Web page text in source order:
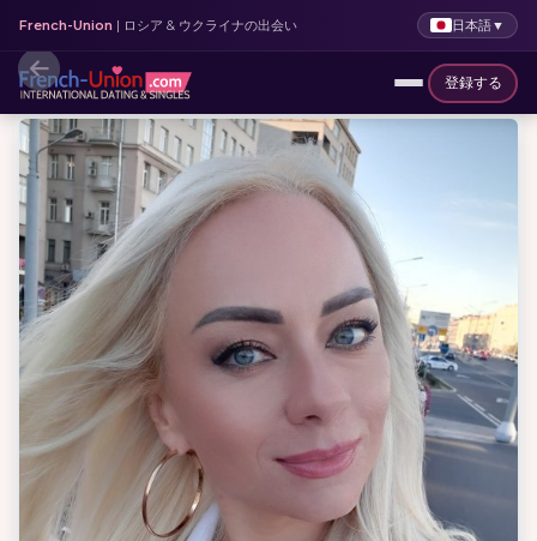
French-Union | ロシア & ウクライナの出会い 日本語▼
登録する